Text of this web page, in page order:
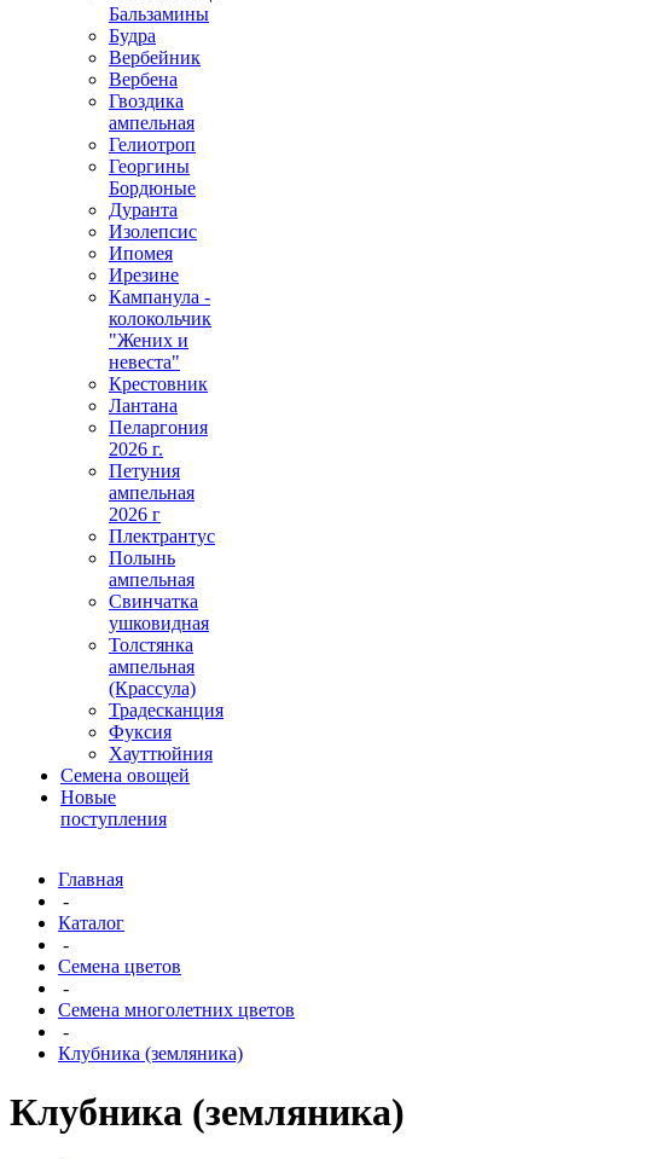
Бальзамины
Будра
Вербейник
Вербена
Гвоздика
ампельная
Гелиотроп
Георгины
Бордюные
Дуранта
Изолепсис
Ипомея
Ирезине
Кампанула -
колокольчик
"Жених и
невеста"
Крестовник
Лантана
Пеларгония
2026 г.
Петуния
ампельная
2026 г
Плектрантус
Полынь
ампельная
Свинчатка
ушковидная
Толстянка
ампельная
(Крассула)
Традесканция
Фуксия
Хауттюйния
Семена овощей
Новые
поступления
Главная
-
Каталог
-
Семена цветов
-
Семена многолетних цветов
-
Клубника (земляника)
Клубника (земляника)